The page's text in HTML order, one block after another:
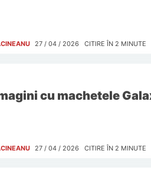
27 / 04 / 2026 CITIRE ÎN 2 MINUTE
cu machetele
27 / 04 / 2026 CITIRE ÎN 2 MINUTE